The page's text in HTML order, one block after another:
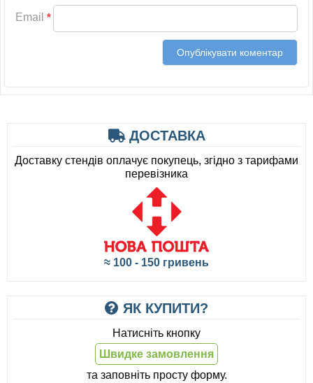
Email *
ДОСТАВКА
Доставку стендів оплачує покупець, згідно з тарифами
перевізника
≈ 100 - 150 гривень
ЯК КУПИТИ?
Натисніть кнопку
Швидке замовлення
та заповніть просту форму.